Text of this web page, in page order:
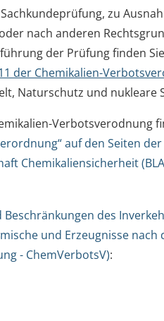
zu
nach anderen
der Prüfung finden
der Chemikalien-
Naturschutz und nukleare
Verbotsverodnung
auf den Seiten der
Chemikaliensicherheit
des
und Erzeugnisse nach
- ChemVerbotsV):